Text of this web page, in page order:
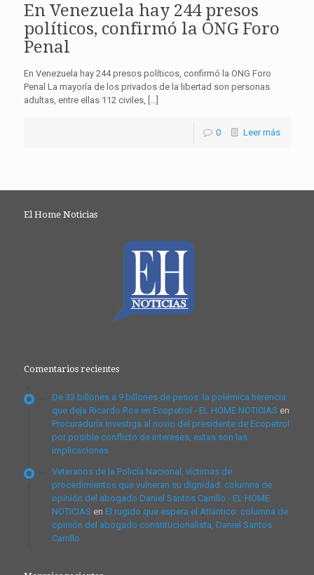
En Venezuela hay 244 presos
políticos, confirmó la ONG Foro
Penal
En Venezuela hay 244 presos políticos, confirmó la ONG Foro
Penal La mayoría de los privados de la libertad son personas
adultas, entre ellas 112 civiles, […]
0 Leer más
El Home Noticias
Comentarios recientes
De 33 billones a 9 billones de pesos: la polémica herencia
que deja Ricardo Roa en Ecopetrol - EL HOME NOTICIAS en
Procuraduría investiga al novio del presidente de Ecopetrol
por posible conflicto de intereses, estas son las
implicaciones
Veteranos de la Policía Nacional, víctimas de
procedimientos que vulneran su dignidad: columna de
opinión del abogado Daniel Santos Carrillo - EL HOME
NOTICIAS en El rugido que espera el Atlántico: columna de
opinión del abogado constitucionalista, Daniel Santos
Carrillo